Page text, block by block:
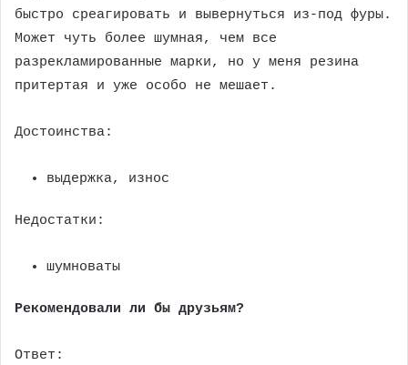
быстро среагировать и вывернуться из-под фуры.
Может чуть более шумная, чем все
разрекламированные марки, но у меня резина
притертая и уже особо не мешает.
Достоинства:
выдержка, износ
Недостатки:
шумноваты
Рекомендовали ли бы друзьям?
Ответ: